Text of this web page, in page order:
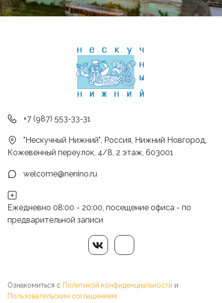
+7 (987) 553-33-31
"Нескучный Нижний", Россия, Нижний Новгород,
Кожевенный переулок, 4/8, 2 этаж, 603001
welcome@nenino.ru
Ежедневно 08:00 - 20:00, посещение офиса - по
предварительной записи
Ознакомиться с Политикой конфиденциальности
Пользовательским соглашением